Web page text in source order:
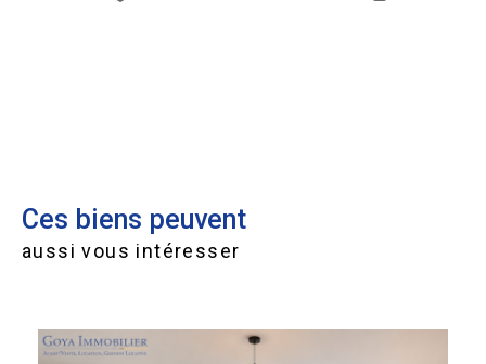
Ces biens peuvent
aussi vous intéresser